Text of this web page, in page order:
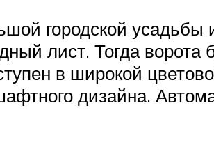
городской усадьбы
лист. Тогда ворота
в широкой
дизайна.